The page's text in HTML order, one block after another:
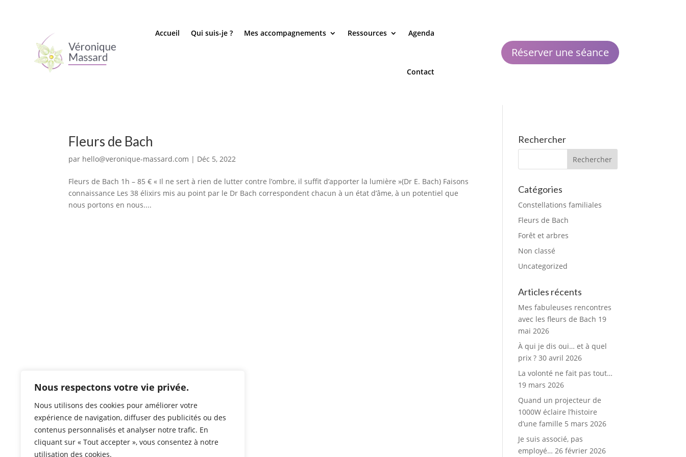
Nous respectons votre vie privée.
Nous utilisons des cookies pour améliorer votre
expérience de navigation, diffuser des publicités ou des
contenus personnalisés et analyser notre trafic. En
cliquant sur « Tout accepter », vous consentez à notre
utilisation des cookies.
Accueil Qui suis-je ? Mes accompagnements Ressources Agenda
Contact
Réserver une séance
Fleurs de Bach
par hello@veronique-massard.com | Déc 5, 2022
Fleurs de Bach 1h – 85 € « Il ne sert à rien de lutter contre l’ombre, il suffit d’apporter la lumière »(Dr E. Bach) Faisons
connaissance Les 38 élixirs mis au point par le Dr Bach correspondent chacun à un état d’âme, à un potentiel que
nous portons en nous....
Rechercher
Catégories
Constellations familiales
Fleurs de Bach
Forêt et arbres
Non classé
Uncategorized
Articles récents
Mes fabuleuses rencontres
avec les fleurs de Bach 19
mai 2026
À qui je dis oui… et à quel
prix ? 30 avril 2026
La volonté ne fait pas tout…
19 mars 2026
Quand un projecteur de
1000W éclaire l’histoire
d’une famille 5 mars 2026
Je suis associé, pas
employé… 26 février 2026